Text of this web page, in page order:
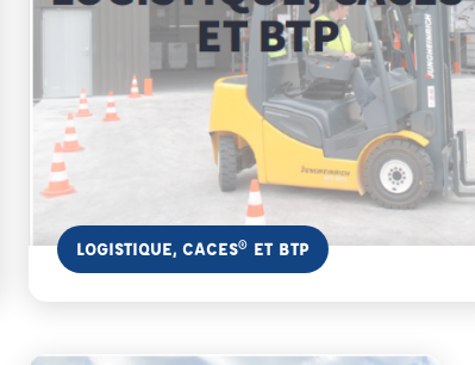
En savoir plus
LOGISTIQUE, CACES® ET BTP